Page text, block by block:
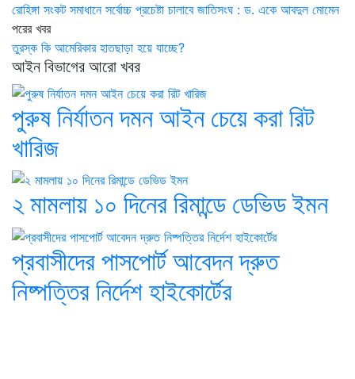
রোহিঙ্গা সংকট সমাধানে সর্বোচ্চ প্রচেষ্টা চালাবে জাতিসংঘ : ড. একে আবদুল মোমেন
পরের খবর
তুরস্ক কি আমেরিকার হাতছাড়া হয়ে যাচ্ছে?
আইন বিভাগের আরো খবর
পুরুষ নির্যাতন দমন আইন চেয়ে করা রিট
খারিজ
২ মামলায় ১০ দিনের রিমান্ডে ডেভিড ইমন
প্রবাসীদের পাসপোর্ট আবেদন দ্রুত
নিষ্পত্তির নির্দেশ হাইকোর্টের